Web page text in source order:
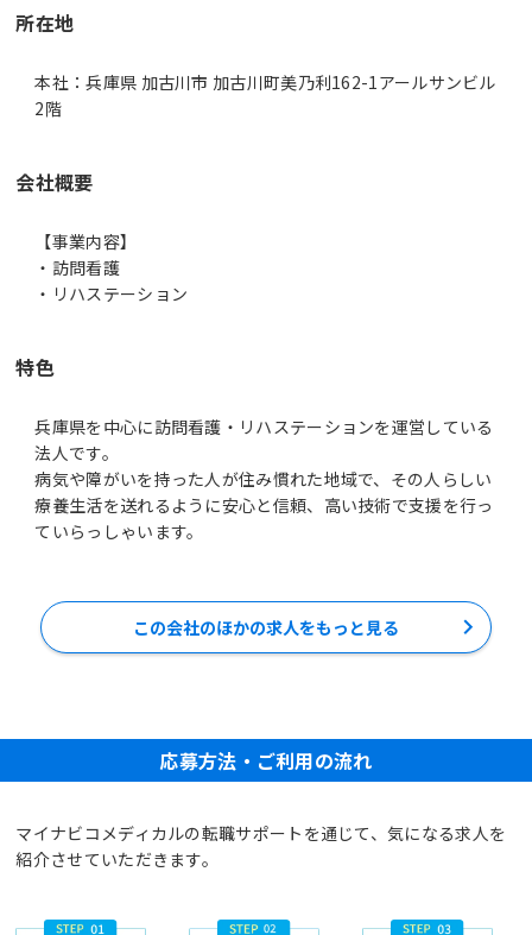
所在地
本社：兵庫県 加古川市 加古川町美乃利162-1アールサンビル
2階
会社概要
【事業内容】
・訪問看護
特色
兵庫県を中心に訪問看護・リハステーションを運営している
法人です。
病気や障がいを持った人が住み慣れた地域で、その人らしい
療養生活を送れるように安心と信頼、高い技術で支援を行っ
ていらっしゃいます。
この会社のほかの求人をもっと見る
応募方法・ご利用の流れ
マイナビコメディカルの転職サポートを通じて、気になる求人を
紹介させていただきます。